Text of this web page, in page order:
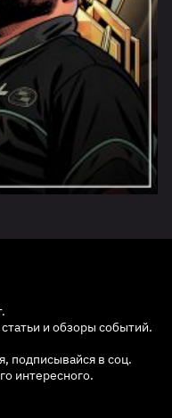
и обзоры событий.
подписывайся в соц.
интересного.